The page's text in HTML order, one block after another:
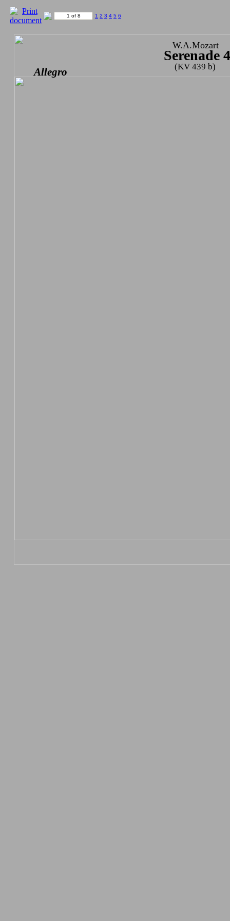
1 of 8 1 2 3 4 5 6
Serenade 4
W.A.Mozart
Allegro (KV 439 b)